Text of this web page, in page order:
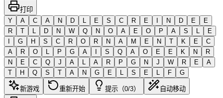
打印
Y
A C A N D L E S C R E I N D E
E
R
T L D N W Q N O A E O P A S L
E
I
G H S C R O R N A M E N T K E
C
A
R O L P G A I S Q A O E E K N
R
N
E C Q J A L A R P G N J W R E
A
T
H Q S T A N G E L S E L F G
新游戏 重新开始 提示（0/3） 自动移动